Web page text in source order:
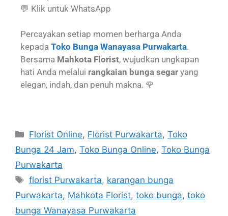
💬 Klik untuk WhatsApp
Percayakan setiap momen berharga Anda
kepada Toko Bunga Wanayasa Purwakarta.
Bersama Mahkota Florist, wujudkan ungkapan
hati Anda melalui rangkaian bunga segar yang
elegan, indah, dan penuh makna. 🌹
Florist Online, Florist Purwakarta,Toko
Bunga 24 Jam, Toko Bunga Online, Toko Bunga
Purwakarta
florist Purwakarta, karangan bunga
Purwakarta, Mahkota Florist, toko bunga, toko
bunga Wanayasa Purwakarta